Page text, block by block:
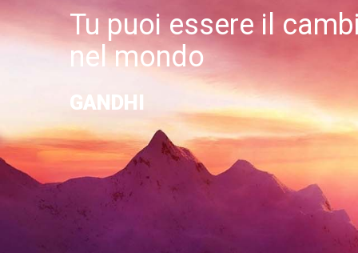
Tu puoi essere il
nel mondo
GANDHI